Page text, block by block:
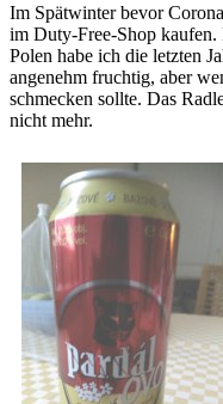
Im Spätwinter bevor
im Duty-Free-Shop kaufen.
Polen habe ich die letzten
angenehm fruchtig, aber
schmecken sollte. Das
nicht mehr.